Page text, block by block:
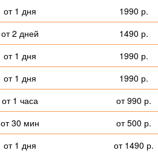
от 1 дня
1990 р.
от 2 дней
1490 р.
от 1 дня
1990 р.
от 1 дня
1990 р.
от 1 часа
от 990 р.
от 30 мин
от 500 р.
от 1 дня от 1490 р.